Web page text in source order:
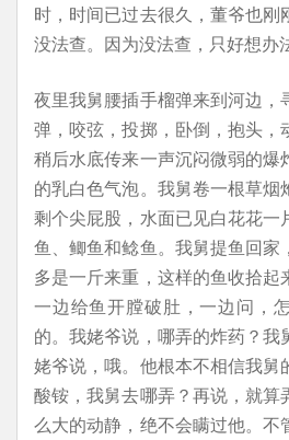
时，时间已过去很久，董爷也刚
没法查。因为没法查，只好想办
夜里我舅腰插手榴弹来到河边，
弹，咬弦，投掷，卧倒，抱头，
稍后水底传来一声沉闷微弱的爆
的乳白色气泡。我舅卷一根草烟
剩个尖屁股，水面已见白花花一
鱼、鲫鱼和鲶鱼。我舅提鱼回家
多是一斤来重，这样的鱼收拾起
一边给鱼开膛破肚，一边问，
的。我姥爷说，哪弄的炸药？
姥爷说，哦。他根本不相信我舅
酸铵，我舅去哪弄？再说，就算
么大的动静，绝不会瞒过他。不